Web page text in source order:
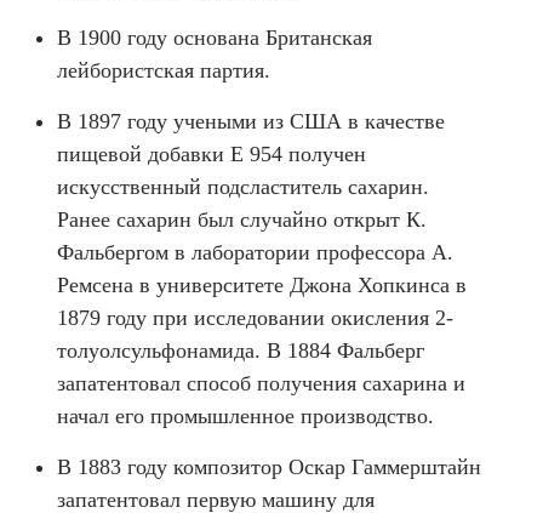
В 1900 году основана Британская
лейбористская партия.
В 1897 году учеными из США в качестве
пищевой добавки Е 954 получен
искусственный подсластитель сахарин.
Ранее сахарин был случайно открыт К.
Фальбергом в лаборатории профессора А.
Ремсена в университете Джона Хопкинса в
1879 году при исследовании окисления 2-
толуолсульфонамида. В 1884 Фальберг
запатентовал способ получения сахарина и
начал его промышленное производство.
В 1883 году композитор Оскар Гаммерштайн
запатентовал первую машину для